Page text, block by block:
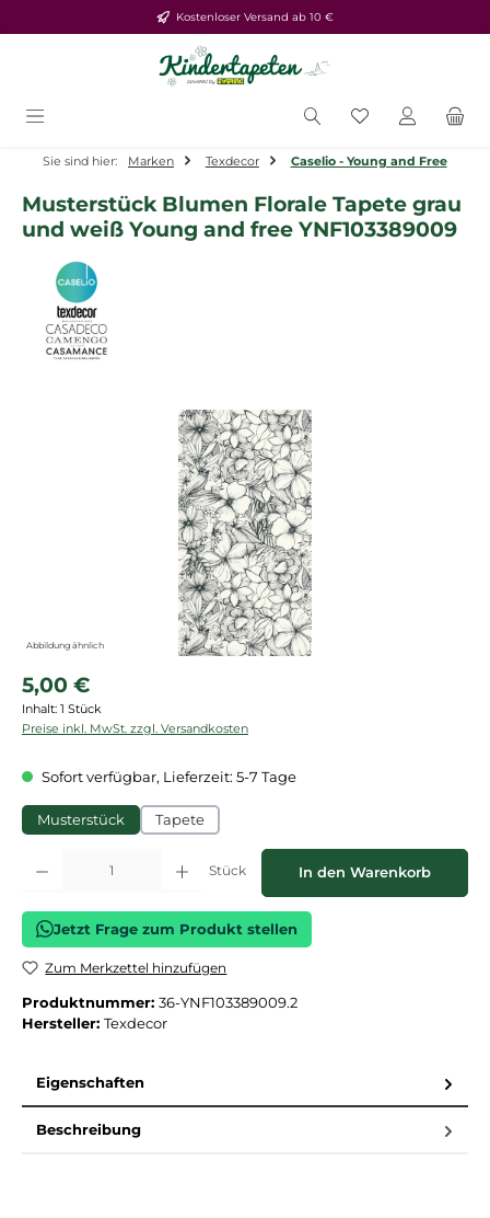
Zum Hauptinhalt springenKostenloser Versand ab 10 €
Du hast 0
Sie sind hier: Marken Texdecor Caselio - Young and Free
Musterstück Blumen Florale Tapete grau
und weiß Young and free YNF103389009
Bildergalerie überspringen
Abbildung ähnlich
Regulärer Preis:
5,00 €
Inhalt: 1 Stück
Preise inkl. MwSt. zzgl. Versandkosten
Sofort verfügbar, Lieferzeit: 5-7 Tage
Musterstück Tapete
Produkt Anzahl: Gib den gewünschten Wert ein oder benutze die
Stück In den Warenkorb
Jetzt Frage zum Produkt stellen
Zum Merkzettel hinzufügen
Produktnummer: 36-YNF103389009.2
Hersteller: Texdecor
Eigenschaften
Beschreibung